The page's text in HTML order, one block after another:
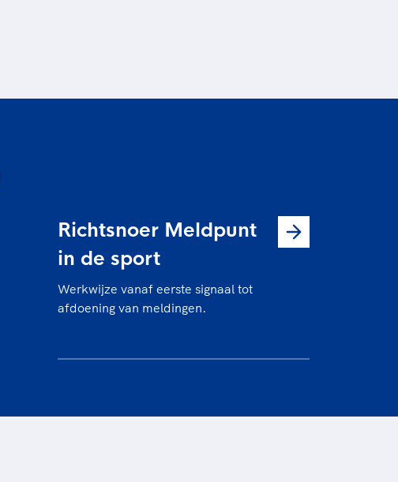
Richtsnoer Meldpunt
in de sport
Werkwijze vanaf eerste signaal tot
afdoening van meldingen.